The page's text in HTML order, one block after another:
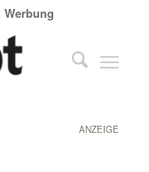
Werbung
ANZEIGE